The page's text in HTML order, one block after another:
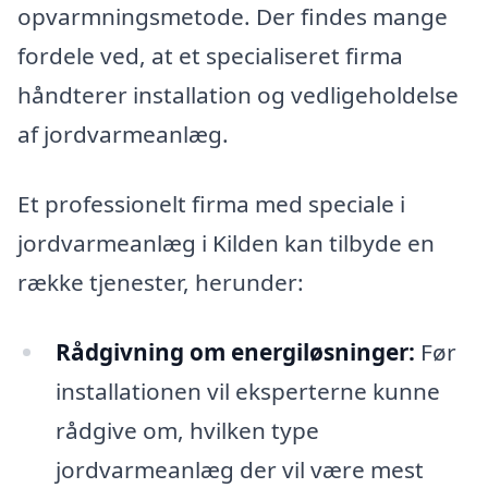
opvarmningsmetode. Der findes mange
fordele ved, at et specialiseret firma
håndterer installation og vedligeholdelse
af jordvarmeanlæg.
Et professionelt firma med speciale i
jordvarmeanlæg i Kilden kan tilbyde en
række tjenester, herunder:
Rådgivning om energiløsninger: Før
installationen vil eksperterne kunne
rådgive om, hvilken type
jordvarmeanlæg der vil være mest